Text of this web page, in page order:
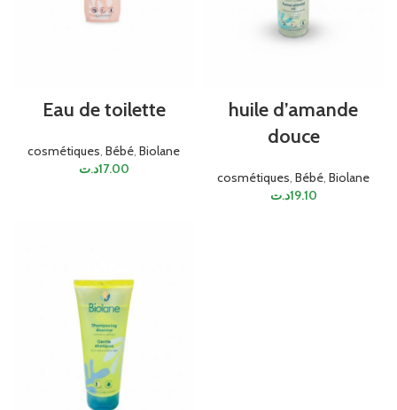
Eau de toilette
cosmétiques, Bébé, Biolane
17.00د.ت
huile d’amande
douce
cosmétiques, Bébé, Biolane
19.10د.ت